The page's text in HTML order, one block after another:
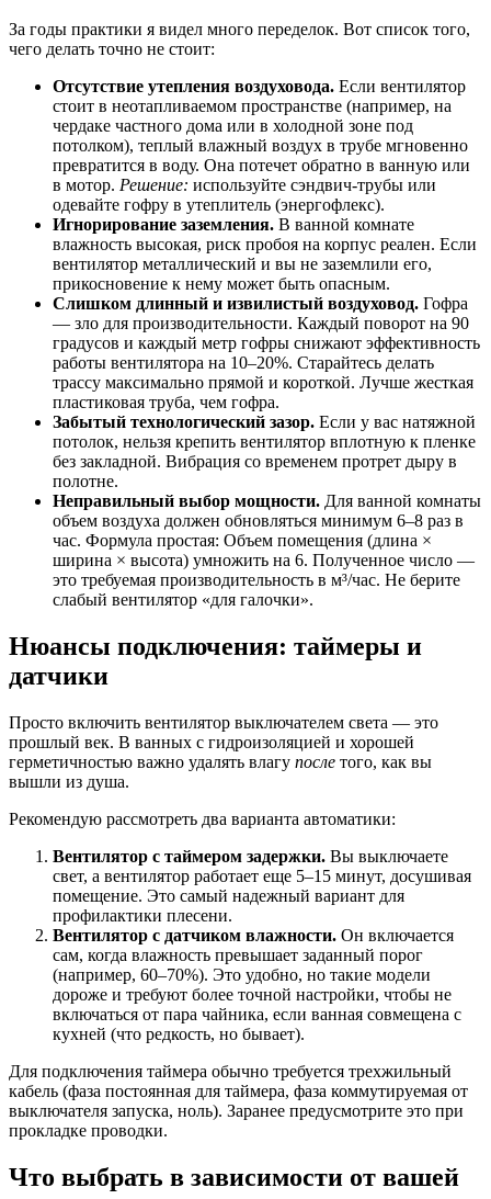
За годы практики я видел много переделок. Вот список того,
чего делать точно не стоит:
Отсутствие утепления воздуховода. Если вентилятор
стоит в неотапливаемом пространстве (например, на
чердаке частного дома или в холодной зоне под
потолком), теплый влажный воздух в трубе мгновенно
превратится в воду. Она потечет обратно в ванную или
в мотор. Решение: используйте сэндвич-трубы или
одевайте гофру в утеплитель (энергофлекс).
Игнорирование заземления. В ванной комнате
влажность высокая, риск пробоя на корпус реален. Если
вентилятор металлический и вы не заземлили его,
прикосновение к нему может быть опасным.
Слишком длинный и извилистый воздуховод. Гофра
— зло для производительности. Каждый поворот на 90
градусов и каждый метр гофры снижают эффективность
работы вентилятора на 10–20%. Старайтесь делать
трассу максимально прямой и короткой. Лучше жесткая
пластиковая труба, чем гофра.
Забытый технологический зазор. Если у вас натяжной
потолок, нельзя крепить вентилятор вплотную к пленке
без закладной. Вибрация со временем протрет дыру в
полотне.
Неправильный выбор мощности. Для ванной комнаты
объем воздуха должен обновляться минимум 6–8 раз в
час. Формула простая: Объем помещения (длина ×
ширина × высота) умножить на 6. Полученное число —
это требуемая производительность в м³/час. Не берите
слабый вентилятор «для галочки».
Нюансы подключения: таймеры и
датчики
Просто включить вентилятор выключателем света — это
прошлый век. В ванных с гидроизоляцией и хорошей
герметичностью важно удалять влагу после того, как вы
вышли из душа.
Рекомендую рассмотреть два варианта автоматики:
Вентилятор с таймером задержки. Вы выключаете
свет, а вентилятор работает еще 5–15 минут, досушивая
помещение. Это самый надежный вариант для
профилактики плесени.
Вентилятор с датчиком влажности. Он включается
сам, когда влажность превышает заданный порог
(например, 60–70%). Это удобно, но такие модели
дороже и требуют более точной настройки, чтобы не
включаться от пара чайника, если ванная совмещена с
кухней (что редкость, но бывает).
Для подключения таймера обычно требуется трехжильный
кабель (фаза постоянная для таймера, фаза коммутируемая от
выключателя запуска, ноль). Заранее предусмотрите это при
прокладке проводки.
Что выбрать в зависимости от вашей